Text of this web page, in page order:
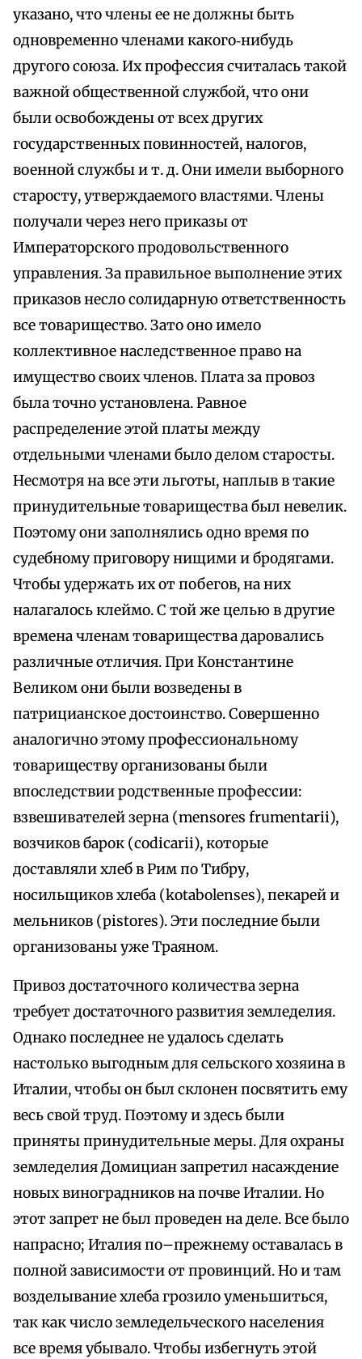
указано, что члены ее не должны быть
одновременно членами какого‑нибудь
другого союза. Их профессия считалась такой
важной общественной службой, что они
были освобождены от всех других
государственных повинностей, налогов,
военной службы и т. д. Они имели выборного
старосту, утверждаемого властями. Члены
получали через него приказы от
Императорского продовольственного
управления. За правильное выполнение этих
приказов несло солидарную ответственность
все товарищество. Зато оно имело
коллективное наследственное право на
имущество своих членов. Плата за провоз
была точно установлена. Равное
распределение этой платы между
отдельными членами было делом старосты.
Несмотря на все эти льготы, наплыв в такие
принудительные товарищества был невелик.
Поэтому они заполнялись одно время по
судебному приговору нищими и бродягами.
Чтобы удержать их от побегов, на них
налагалось клеймо. С той же целью в другие
времена членам товарищества даровались
различные отличия. При Константине
Великом они были возведены в
патрицианское достоинство. Совершенно
аналогично этому профессиональному
товариществу организованы были
впоследствии родственные профессии:
взвешивателей зерна (mensores frumentarii),
возчиков барок (codicarii), которые
доставляли хлеб в Рим по Тибру,
носильщиков хлеба (kotabolenses), пекарей и
мельников (pistores). Эти последние были
организованы уже Траяном.
Привоз достаточного количества зерна
требует достаточного развития земледелия.
Однако последнее не удалось сделать
настолько выгодным для сельского хозяина в
Италии, чтобы он был склонен посвятить ему
весь свой труд. Поэтому и здесь были
приняты принудительные меры. Для охраны
земледелия Домициан запретил насаждение
новых виноградников на почве Италии. Но
этот запрет не был проведен на деле. Все было
напрасно; Италия по–прежнему оставалась в
полной зависимости от провинций. Но и там
возделывание хлеба грозило уменьшиться,
так как число земледельческого населения
все время убывало. Чтобы избегнуть этой